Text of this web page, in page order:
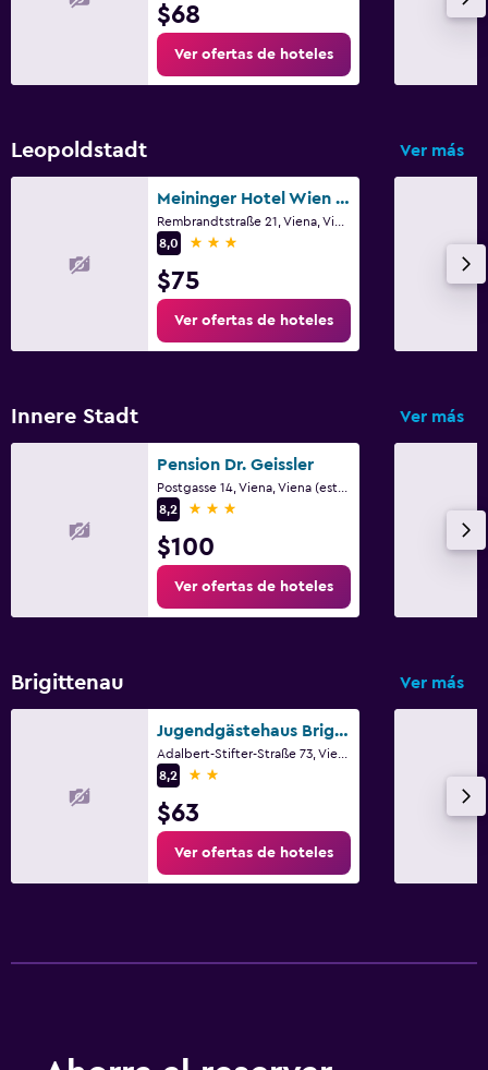
$68
Ver ofertas de hoteles
Leopoldstadt Ver más
Meininger Hotel Wien Downtown Franz
8,0
3 estrellas
$75
Ver ofertas de hoteles
Innere Stadt Ver más
Pension Dr. Geissler
8,2
3 estrellas
$100
Ver ofertas de hoteles
Brigittenau Ver más
Jugendgästehaus Brigittenau & Brigittenau Youth Palace
8,2
2 estrellas
$63
Ver ofertas de hoteles